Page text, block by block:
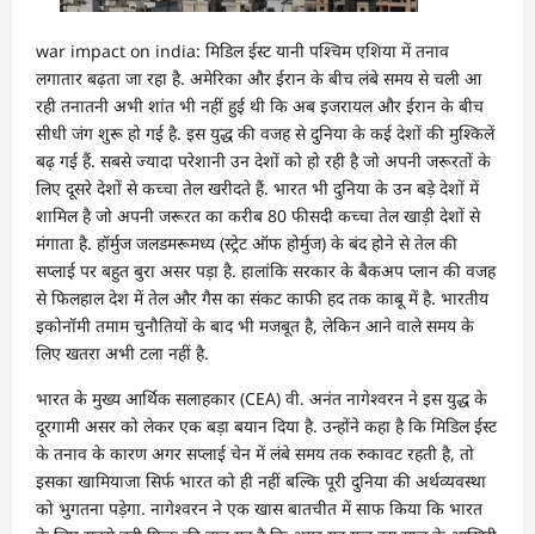
war impact on india: मिडिल ईस्ट यानी पश्चिम एशिया में तनाव
लगातार बढ़ता जा रहा है. अमेरिका और ईरान के बीच लंबे समय से चली आ
रही तनातनी अभी शांत भी नहीं हुई थी कि अब इजरायल और ईरान के बीच
सीधी जंग शुरू हो गई है. इस युद्ध की वजह से दुनिया के कई देशों की मुश्किलें
बढ़ गई हैं. सबसे ज्यादा परेशानी उन देशों को हो रही है जो अपनी जरूरतों के
लिए दूसरे देशों से कच्चा तेल खरीदते हैं. भारत भी दुनिया के उन बड़े देशों में
शामिल है जो अपनी जरूरत का करीब 80 फीसदी कच्चा तेल खाड़ी देशों से
मंगाता है. हॉर्मुज जलडमरूमध्य (स्ट्रेट ऑफ होर्मुज) के बंद होने से तेल की
सप्लाई पर बहुत बुरा असर पड़ा है. हालांकि सरकार के बैकअप प्लान की वजह
से फिलहाल देश में तेल और गैस का संकट काफी हद तक काबू में है. भारतीय
इकोनॉमी तमाम चुनौतियों के बाद भी मजबूत है, लेकिन आने वाले समय के
लिए खतरा अभी टला नहीं है.
भारत के मुख्य आर्थिक सलाहकार (CEA) वी. अनंत नागेश्वरन ने इस युद्ध के
दूरगामी असर को लेकर एक बड़ा बयान दिया है. उन्होंने कहा है कि मिडिल ईस्ट
के तनाव के कारण अगर सप्लाई चेन में लंबे समय तक रुकावट रहती है, तो
इसका खामियाजा सिर्फ भारत को ही नहीं बल्कि पूरी दुनिया की अर्थव्यवस्था
को भुगतना पड़ेगा. नागेश्वरन ने एक खास बातचीत में साफ किया कि भारत